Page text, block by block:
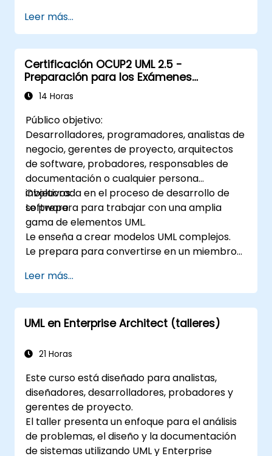
Leer más...
Certificación OCUP2 UML 2.5 -
Preparación para los Exámenes
Intermedios
14 Horas
Público objetivo:
Desarrolladores, programadores, analistas de
negocio, gerentes de proyecto, arquitectos
de software, probadores, responsables de
documentación o cualquier persona
involucrada en el proceso de desarrollo de
software.
Objetivos:
Le prepara para trabajar con una amplia
gama de elementos UML.
Le enseña a crear modelos UML complejos.
Le prepara para convertirse en un miembro
UML.
Leer más...
UML en Enterprise Architect (talleres)
21 Horas
Este curso está diseñado para analistas,
diseñadores, desarrolladores, probadores y
gerentes de proyecto.
El taller presenta un enfoque para el análisis
de problemas, el diseño y la documentación
de sistemas utilizando UML y Enterprise